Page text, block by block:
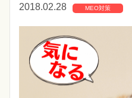
2018.02.28 MEO対策